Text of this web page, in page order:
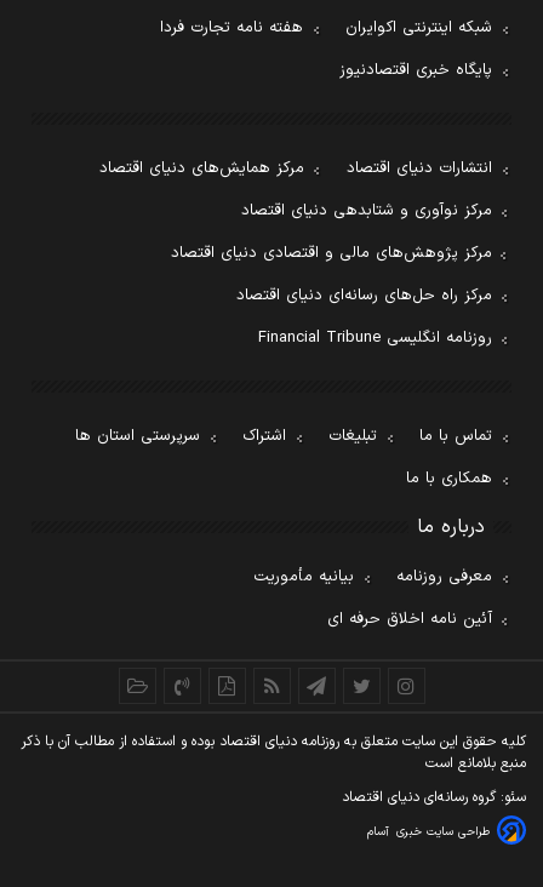
شبکه اینترنتی اکوایران
هفته نامه تجارت فردا
پایگاه خبری اقتصادنیوز
انتشارات دنیای اقتصاد
مرکز همایش‌های دنیای اقتصاد
مرکز نوآوری و شتابدهی دنیای اقتصاد
مرکز پژوهش‌های مالی و اقتصادی دنیای اقتصاد
مرکز راه حل‌های رسانه‌ای دنیای اقتصاد
روزنامه انگلیسی Financial Tribune
تماس با ما تبلیغات اشتراک
سرپرستی استان ها
همکاری با ما
درباره ما
معرفی روزنامه
بیانیه مأموریت
آئین نامه اخلاق حرفه ای
کليه حقوق اين سايت متعلق به روزنامه دنيای اقتصاد بوده و استفاده از مطالب آن با ذکر
منبع بلامانع است
سئو: گروه رسانه‌ای دنیای اقتصاد
طراحی سایت خبری آسام